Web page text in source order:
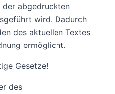
der abgedruckten
wird. Dadurch
des aktuellen Textes
ermöglicht.
Gesetze!
des